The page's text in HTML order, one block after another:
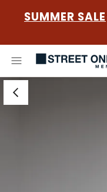
SUMMER SALE